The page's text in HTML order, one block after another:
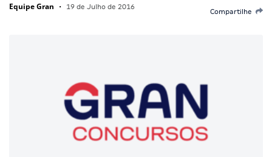
Equipe Gran • 19 de Julho de 2016
Compartilhe